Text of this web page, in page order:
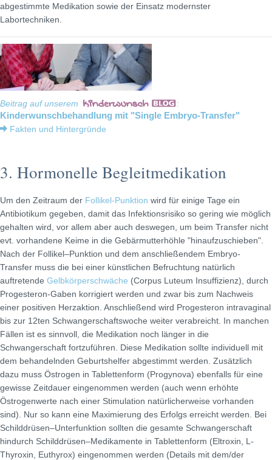
abgestimmte Medikation sowie der Einsatz modernster
Labortechniken.
Beitrag auf unserem :
Kinderwunschbehandlung mit "Single Embryo-Transfer"
Fakten und Hintergründe
3. Hormonelle Begleitmedikation
Um den Zeitraum der Follikel-Punktion wird für einige Tage ein
Antibiotikum gegeben, damit das Infektionsrisiko so gering wie möglich
gehalten wird, vor allem aber auch deswegen, um beim Transfer nicht
evt. vorhandene Keime in die Gebärmutterhöhle "hinaufzuschieben".
Nach der Follikel–Punktion und dem anschließendem Embryo-
Transfer muss die bei einer künstlichen Befruchtung natürlich
auftretende Gelbkörperschwäche (Corpus Luteum Insuffizienz), durch
Progesteron-Gaben korrigiert werden und zwar bis zum Nachweis
einer positiven Herzaktion. Anschließend wird Progesteron intravaginal
bis zur 12ten Schwangerschaftswoche weiter verabreicht. In manchen
Fällen ist es sinnvoll, die Medikation noch länger in die
Schwangerschaft fortzuführen. Diese Medikation sollte individuell mit
dem behandelnden Geburtshelfer abgestimmt werden. Zusätzlich
dazu muss Östrogen in Tablettenform (Progynova) ebenfalls für eine
gewisse Zeitdauer eingenommen werden (auch wenn erhöhte
Östrogenwerte nach einer Stimulation natürlicherweise vorhanden
sind). Nur so kann eine Maximierung des Erfolgs erreicht werden. Bei
Schilddrüsen–Unterfunktion sollten die gesamte Schwangerschaft
hindurch Schilddrüsen–Medikamente in Tablettenform (Eltroxin, L-
Thyroxin, Euthyrox) eingenommen werden (Details mit dem/der